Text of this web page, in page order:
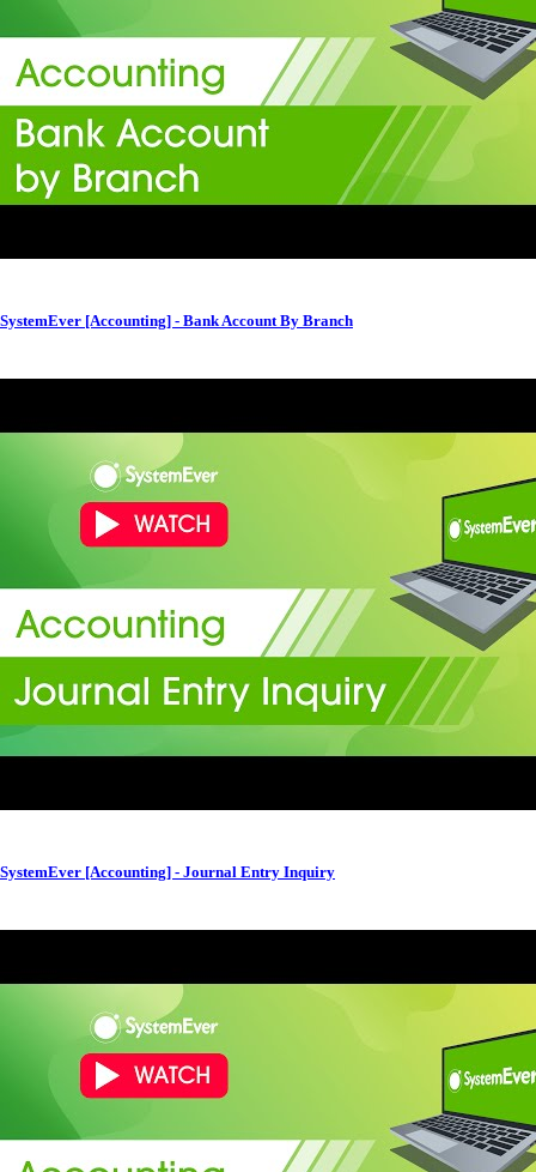
SystemEver [Accounting] - Bank Account By Branch
SystemEver [Accounting] - Journal Entry Inquiry